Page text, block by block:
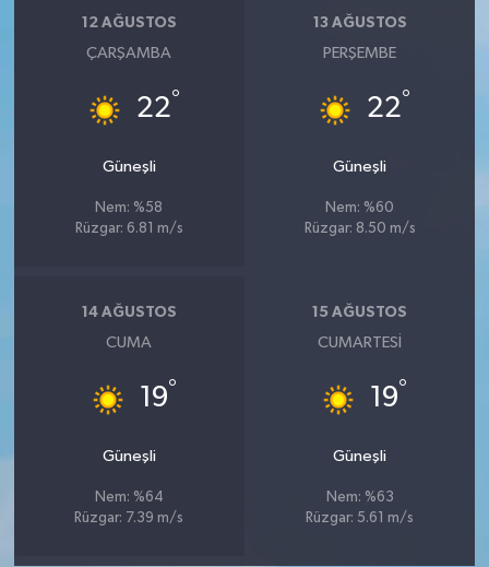
12 AĞUSTOS
ÇARŞAMBA
22°
Güneşli
Nem: %58
Rüzgar: 6.81 m/s
13 AĞUSTOS
PERŞEMBE
22°
Güneşli
Nem: %60
Rüzgar: 8.50 m/s
14 AĞUSTOS
CUMA
19°
Güneşli
Nem: %64
Rüzgar: 7.39 m/s
15 AĞUSTOS
CUMARTESI
19°
Güneşli
Nem: %63
Rüzgar: 5.61 m/s